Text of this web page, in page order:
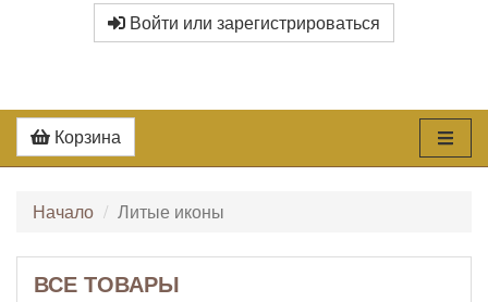
Войти или зарегистрироваться
Корзина
Начало Литые иконы
ВСЕ ТОВАРЫ